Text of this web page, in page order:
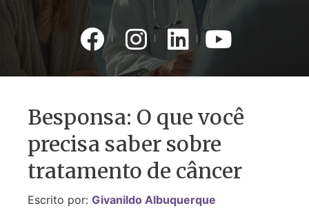
Besponsa: O que você
precisa saber sobre
tratamento de câncer
Escrito por: Givanildo Albuquerque